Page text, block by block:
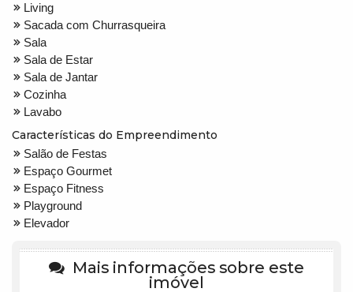
Living
Sacada com Churrasqueira
Sala
Sala de Estar
Sala de Jantar
Cozinha
Lavabo
Características do Empreendimento
Salão de Festas
Espaço Gourmet
Espaço Fitness
Playground
Elevador
Mais informações sobre este
imóvel